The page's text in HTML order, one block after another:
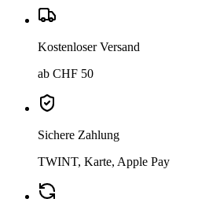
Kostenloser Versand
ab CHF 50
Sichere Zahlung
TWINT, Karte, Apple Pay